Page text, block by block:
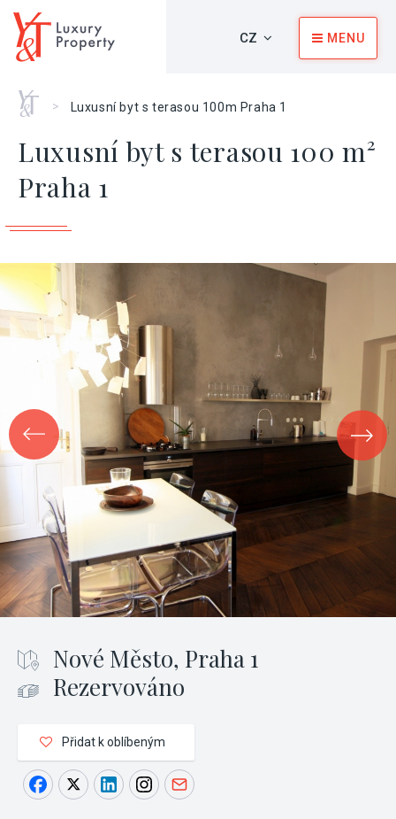
CZ MENU
Home
> Luxusní byt s terasou 100m Praha 1
Luxusní byt s terasou 100 m²
Praha 1
Nové Město, Praha 1
Rezervováno
Přidat k oblíbeným